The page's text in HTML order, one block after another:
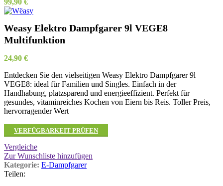
99,90 €
Weasy Elektro Dampfgarer 9l VEGE8
Multifunktion
24,90 €
Entdecken Sie den vielseitigen Weasy Elektro Dampfgarer 9l
VEGE8: ideal für Familien und Singles. Einfach in der
Handhabung, platzsparend und energieeffizient. Perfekt für
gesundes, vitaminreiches Kochen von Eiern bis Reis. Toller Preis,
hervorragender Wert
VERFÜGBARKEIT PRÜFEN
Vergleiche
Zur Wunschliste hinzufügen
Kategorie: E-Dampfgarer
Teilen: